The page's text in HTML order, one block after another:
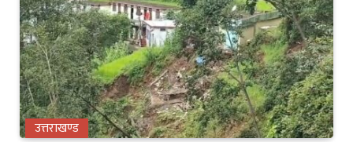
उत्तराखण्ड